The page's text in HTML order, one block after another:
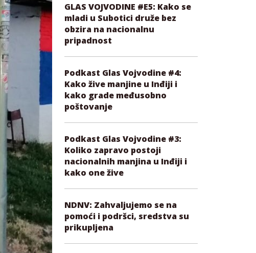
GLAS VOJVODINE #E5: Kako se
mladi u Subotici druže bez
obzira na nacionalnu
pripadnost
Podkast Glas Vojvodine #4:
Kako žive manjine u Inđiji i
kako grade međusobno
poštovanje
Podkast Glas Vojvodine #3:
Koliko zapravo postoji
nacionalnih manjina u Inđiji i
kako one žive
NDNV: Zahvaljujemo se na
pomoći i podršci, sredstva su
prikupljena